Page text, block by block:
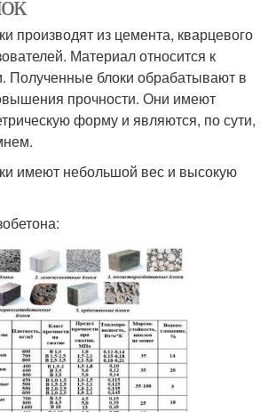
производят из цемента, кварцевого
Материал относится к
Полученные блоки обрабатывают в
прочности. Они имеют
форму и являются, по сути,
имеют небольшой вес и высокую